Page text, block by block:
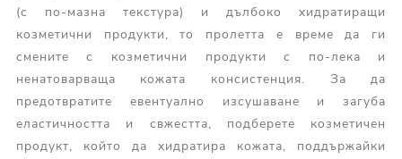
(с по-мазна текстура) и дълбоко хидратиращи
козметични продукти, то пролетта е време да ги
смените с козметични продукти с по-лека и
ненатоварваща кожата консистенция. За да
предотвратите евентуално изсушаване и загуба
еластичността и свжестта, подберете козметичен
продукт, който да хидратира кожата, поддържайки